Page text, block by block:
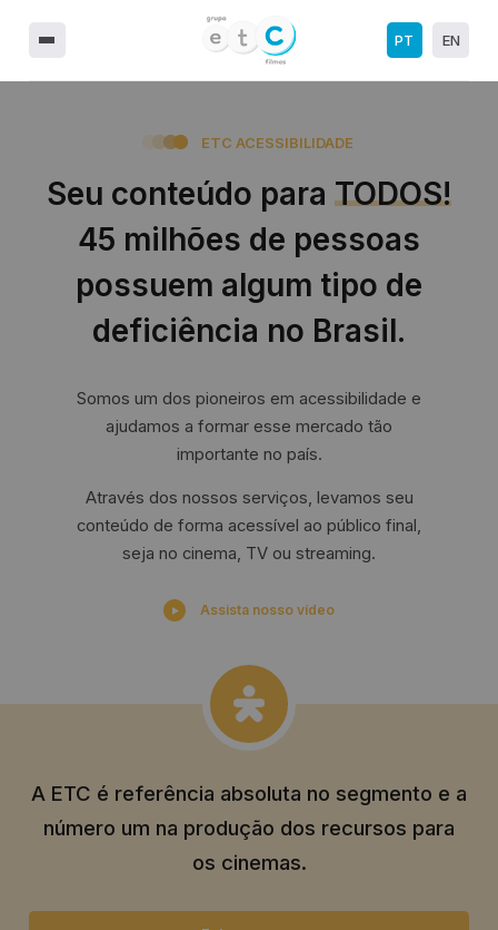
PT EN
ETC ACESSIBILIDADE
Seu conteúdo para TODOS!
45 milhões de pessoas
possuem algum tipo de
deficiência no Brasil.
Somos um dos pioneiros em acessibilidade e
ajudamos a formar esse mercado tão
importante no país.
Através dos nossos serviços, levamos seu
conteúdo de forma acessível ao público final,
seja no cinema, TV ou streaming.
Assista nosso vídeo
A ETC é referência absoluta no segmento e a
número um na produção dos recursos para
os cinemas.